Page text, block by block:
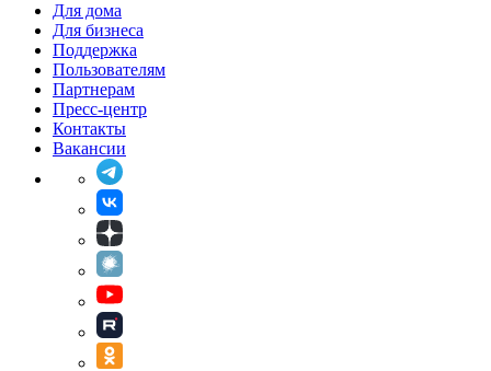
Для дома
Для бизнеса
Поддержка
Пользователям
Партнерам
Пресс-центр
Контакты
Вакансии